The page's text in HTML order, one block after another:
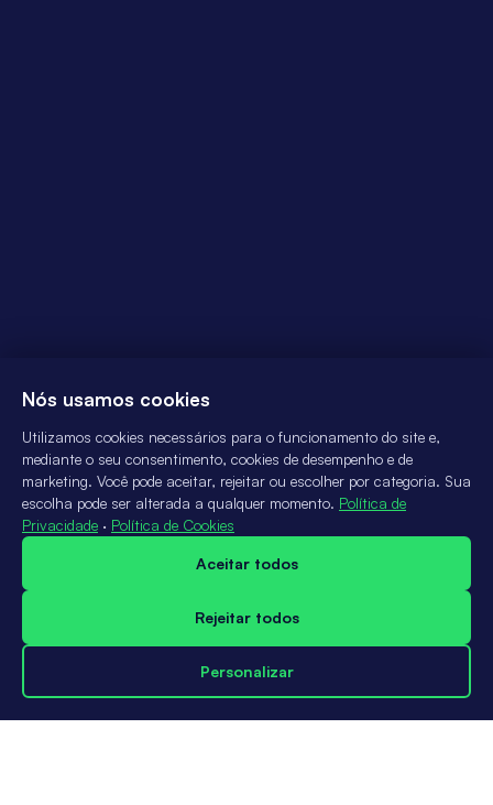
Nós usamos cookies
Utilizamos cookies necessários para o funcionamento do site e,
mediante o seu consentimento, cookies de desempenho e de
marketing. Você pode aceitar, rejeitar ou escolher por categoria. Sua
escolha pode ser alterada a qualquer momento. Política de
Privacidade · Política de Cookies
Aceitar todos
Rejeitar todos
Personalizar